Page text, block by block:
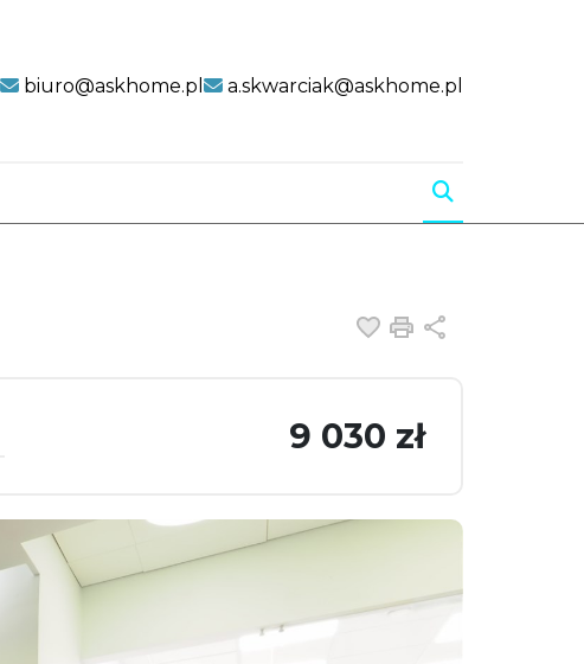
biuro@askhome.pl a.skwarciak@askhome.pl
Dodaj do
Drukuj
9 030 zł